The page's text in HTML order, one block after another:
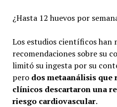
¿Hasta 12 huevos por
Los estudios científicos han
recomendaciones sobre su
limitó su ingesta por su
perodos metaanálisis que
clínicos descartaron una
riesgo cardiovascular.